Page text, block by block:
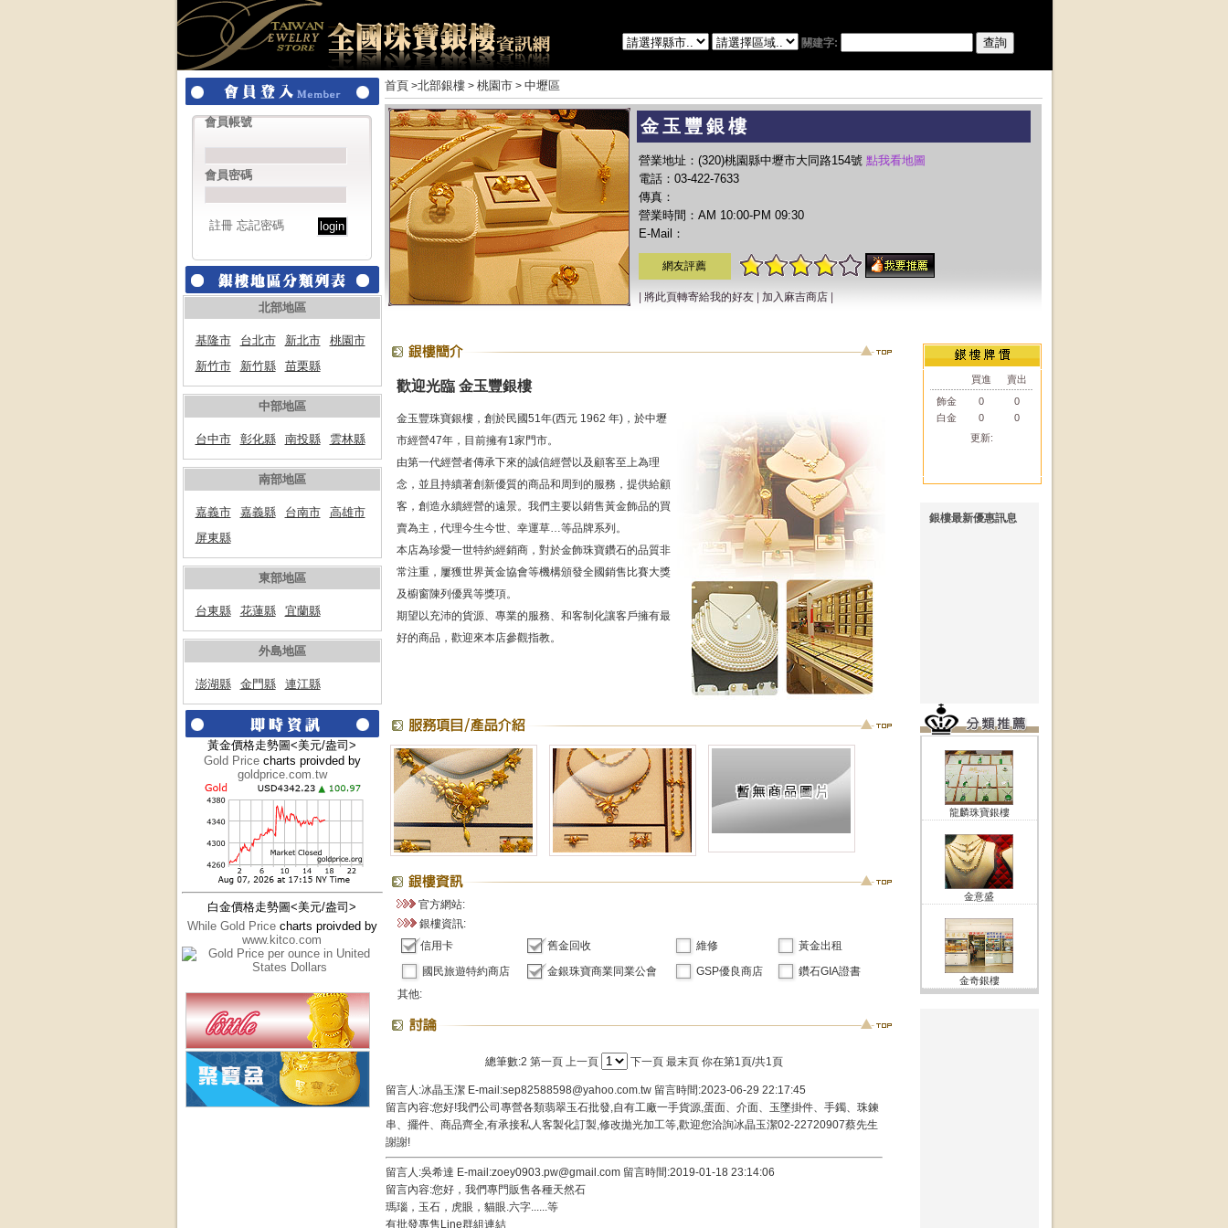
關建字:
會員帳號
會員密碼
註冊 忘記密碼
北部地區
基隆市 台北市 新北市
桃園市
新竹市
新竹縣 苗栗縣
中部地區
台中市 彰化縣 南投縣 雲林縣
南部地區
嘉義市 嘉義縣 台南市
高雄市
屏東縣
東部地區
台東縣 花蓮縣 宜蘭縣
外島地區
澎湖縣 金門縣 連江縣
黃金價格走勢圖<美元/盎司>
Gold Pricecharts proivded by
goldprice.com.tw
白金價格走勢圖<美元/盎司>
While Gold Pricecharts proivded by
www.kitco.com
首頁 >北部銀樓> 桃園市> 中壢區
金玉豐銀樓
營業地址：(320)桃園縣中壢市大同路154號 點我看地圖
電話：03-422-7633
傳真：
營業時間：AM 10:00-PM 09:30
E-Mail：
網友評薦
將此頁轉寄給我的好友| 加入麻吉商店|
買進
賣出
飾金
0
0
白金
0
0
更新:
銀樓最新優惠訊息
龍麟珠寶銀樓
金意盛
金奇銀樓
歡迎光臨 金玉豐銀樓
金玉豐珠寶銀樓，創於民國51年(西元 1962 年)，於中壢
市經營47年，目前擁有1家門市。
由第一代經營者傳承下來的誠信經營以及顧客至上為理
念，並且持續著創新優質的商品和周到的服務，提供給顧
客，創造永續經營的遠景。我們主要以銷售黃金飾品的買
賣為主，代理今生今世、幸運草…等品牌系列。
本店為珍愛一世特約經銷商，對於金飾珠寶鑽石的品質非
常注重，屢獲世界黃金協會等機構頒發全國銷售比賽大獎
及櫥窗陳列優異等獎項。
期望以充沛的貨源、專業的服務、和客制化讓客戶擁有最
好的商品，歡迎來本店參觀指教。
官方網站:
銀樓資訊:
信用卡
舊金回收 維修
黃金出租
國民旅遊特約商店
金銀珠寶商業同業公會 GSP優良商店
鑽石GIA證書
其他:
總筆數:2 第一頁 上一頁 下一頁 最末頁你在第1頁/共1頁
留言人:冰晶玉潔 E-mail:sep82588598@yahoo.com.tw 留言時間:2023-06-29 22:17:45
留言內容:您好!我們公司專營各類翡翠玉石批發,自有工廠一手貨源,蛋面、介面、玉墜掛件、手鐲、珠鍊
串、擺件、商品齊全,有承接私人客製化訂製,修改拋光加工等,歡迎您洽詢冰晶玉潔02-22720907蔡先生
謝謝!
留言人:吳希達 E-mail:zoey0903.pw@gmail.com 留言時間:2019-01-18 23:14:06
留言內容:您好，我們專門販售各種天然石
瑪瑙，玉石，虎眼，貓眼.六字......等
有批發專售Line群組連結